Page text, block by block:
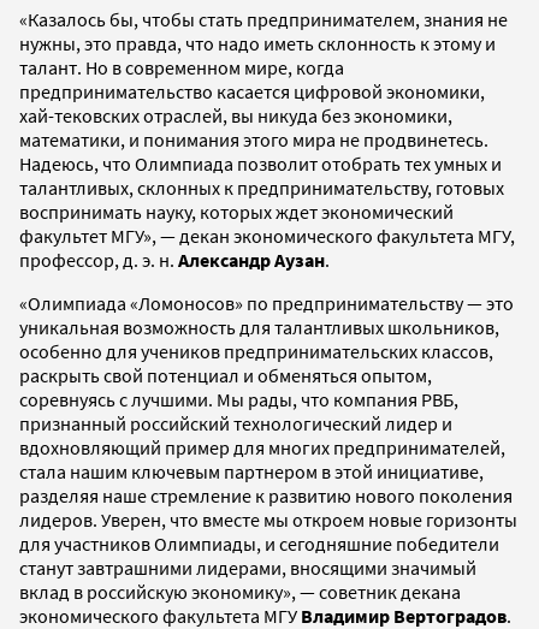
«Казалось бы, чтобы стать предпринимателем, знания не
нужны, это правда, что надо иметь склонность к этому и
талант. Но в современном мире, когда
предпринимательство касается цифровой экономики,
хай-тековских отраслей, вы никуда без экономики,
математики, и понимания этого мира не продвинетесь.
Надеюсь, что Олимпиада позволит отобрать тех умных и
талантливых, склонных к предпринимательству, готовых
воспринимать науку, которых ждет экономический
факультет МГУ», — декан экономического факультета МГУ,
профессор, д. э. н. Александр Аузан.
«Олимпиада «Ломоносов» по предпринимательству — это
уникальная возможность для талантливых школьников,
особенно для учеников предпринимательских классов,
раскрыть свой потенциал и обменяться опытом,
соревнуясь с лучшими. Мы рады, что компания РВБ,
признанный российский технологический лидер и
вдохновляющий пример для многих предпринимателей,
стала нашим ключевым партнером в этой инициативе,
разделяя наше стремление к развитию нового поколения
лидеров. Уверен, что вместе мы откроем новые горизонты
для участников Олимпиады, и сегодняшние победители
станут завтрашними лидерами, вносящими значимый
вклад в российскую экономику», — советник декана
экономического факультета МГУ Владимир Вертоградов.